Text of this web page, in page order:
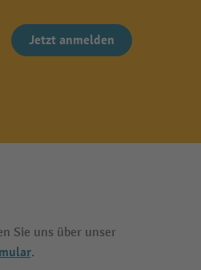
Jetzt anmelden
Sie uns über unser
.